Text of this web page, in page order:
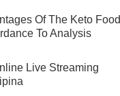
Of The Keto Food
To Analysis
Live Streaming